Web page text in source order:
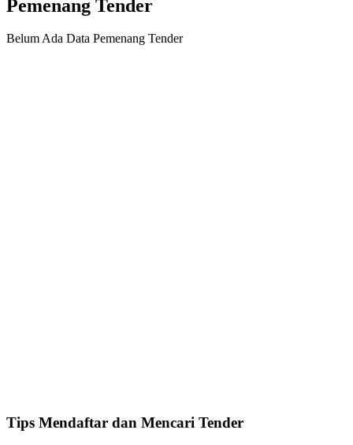
Pemenang Tender
Belum Ada Data Pemenang Tender
Tips Mendaftar dan Mencari Tender